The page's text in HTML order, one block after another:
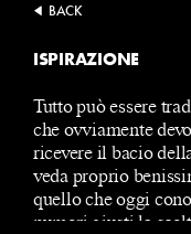
BACK
ISPIRAZIONE
Tutto può essere
che ovviamente
ricevere il bacio
veda proprio
quello che oggi
numeri giusti la